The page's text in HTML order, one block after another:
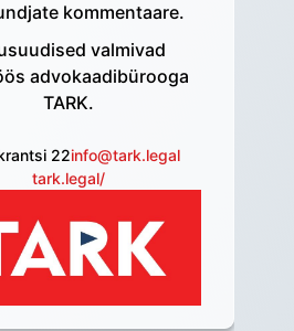
kommentaare.
valmivad
advokaadibürooga
TARK.
22info@tark.legal
tark.legal/